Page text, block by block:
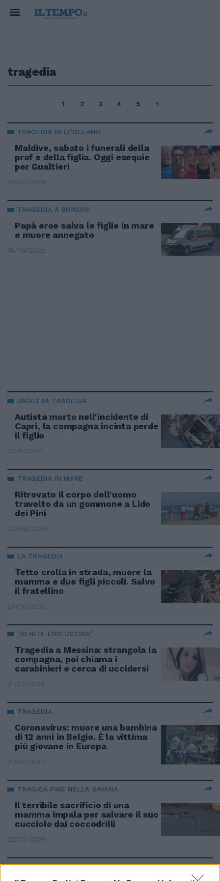
tragedia
1 2 3 4 5
TRAGEDIA NELL'OCEANO
Maldive, sabato i funerali della
prof e della figlia. Oggi esequie
per Gualtieri
28/05/2026
TRAGEDIA A BRINDISI
Papà eroe salva le figlie in mare
e muore annegato
18/06/2022
UN'ALTRA TRAGEDIA
Autista morto nell'incidente di
Capri, la compagna incinta perde
il figlio
30/07/2021
TRAGEDIA IN MARE
Ritrovato il corpo dell'uomo
travolto da un gommone a Lido
dei Pini
03/08/2020
LA TRAGEDIA
Tetto crolla in strada, muore la
mamma e due figli piccoli. Salvo
il fratellino
24/06/2020
"VENITE L'HO UCCISA"
Tragedia a Messina: strangola la
compagna, poi chiama i
carabinieri e cerca di uccidersi
31/03/2020
TRAGEDIA
Coronavirus: muore una bambina
di 12 anni in Belgio. È la vittima
più giovane in Europa
31/03/2020
TRAGICA FINE NELLA SAVANA
Il terribile sacrificio di una
mamma impala per salvare il suo
cucciolo dai coccodrilli
22/03/2020
LA TRAGEDIA DI CORSO FRANCIA